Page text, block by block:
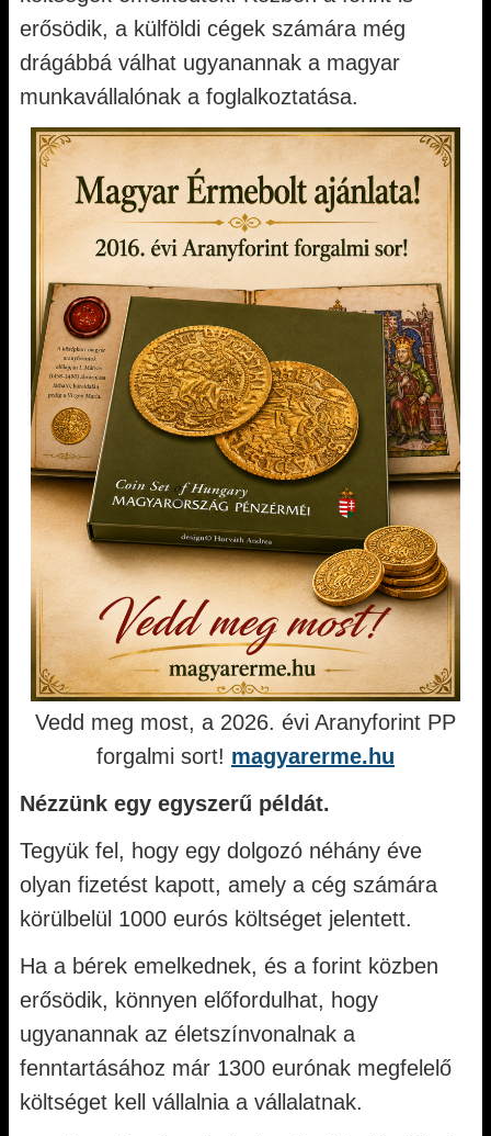
erősödik, a külföldi cégek számára még
drágábbá válhat ugyanannak a magyar
munkavállalónak a foglalkoztatása.
Vedd meg most, a 2026. évi Aranyforint PP
forgalmi sort! magyarerme.hu
Nézzünk egy egyszerű példát.
Tegyük fel, hogy egy dolgozó néhány éve
olyan fizetést kapott, amely a cég számára
körülbelül 1000 eurós költséget jelentett.
Ha a bérek emelkednek, és a forint közben
erősödik, könnyen előfordulhat, hogy
ugyanannak az életszínvonalnak a
fenntartásához már 1300 eurónak megfelelő
költséget kell vállalnia a vállalatnak.